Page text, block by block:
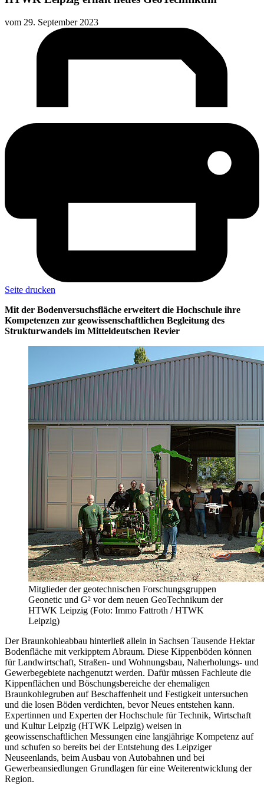
vom 29. September 2023
Seite drucken
Mit der Bodenversuchsfläche erweitert die Hochschule ihre
Kompetenzen zur geowissenschaftlichen Begleitung des
Strukturwandels im Mitteldeutschen Revier
Mitglieder der geotechnischen Forschungsgruppen
Geonetic und G² vor dem neuen GeoTechnikum der
HTWK Leipzig (Foto: Immo Fattroth / HTWK
Leipzig)
Der Braunkohleabbau hinterließ allein in Sachsen Tausende Hektar
Bodenfläche mit verkipptem Abraum. Diese Kippenböden können
für Landwirtschaft, Straßen- und Wohnungsbau, Naherholungs- und
Gewerbegebiete nachgenutzt werden. Dafür müssen Fachleute die
Kippenflächen und Böschungsbereiche der ehemaligen
Braunkohlegruben auf Beschaffenheit und Festigkeit untersuchen
und die losen Böden verdichten, bevor Neues entstehen kann.
Expertinnen und Experten der Hochschule für Technik, Wirtschaft
und Kultur Leipzig (HTWK Leipzig) weisen in
geowissenschaftlichen Messungen eine langjährige Kompetenz auf
und schufen so bereits bei der Entstehung des Leipziger
Neuseenlands, beim Ausbau von Autobahnen und bei
Gewerbeansiedlungen Grundlagen für eine Weiterentwicklung der
Region.